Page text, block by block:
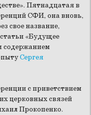
Пятнадцатая в
СФИ, она вновь,
свое название,
«Будущее
содержанием
Сергея
с приветствием
церковных связей
Прокопенко.